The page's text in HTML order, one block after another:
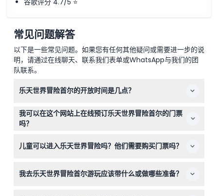
谷歌评分 4.7/5 ⭐
常见问题解答
以下是一些常见问题。如果您有任何其他疑问或需要进一步的说
明，请通过在线聊天、联系我们表单或WhatsApp与我们的团
队联系。
乐天世界冒险首尔的开放时间是几点？
乐天世界冒险首尔每天开放，周日至周四的营业时间为上午
10:00至晚上9:00，周五和周六则开放至晚上10:00，最后入
场时间为闭园前一小时（营业时间可能有所变动——请在预
订时确认）。
我可以在这个网站上在线预订乐天世界冒险首尔的门票
吗？
门票，确保您能在理想的日期入园。
儿童可以进入乐天世界冒险吗？他们需要购买门票吗？
外，所有儿童在任何时候都必须有一名付费成人陪同。
我去乐天世界冒险首尔游玩应该带什么或做哪些准备？